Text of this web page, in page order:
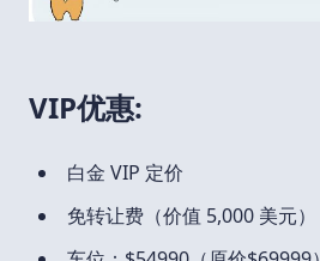
VIP优惠:
白金 VIP 定价
免转让费（价值 5,000 美元）